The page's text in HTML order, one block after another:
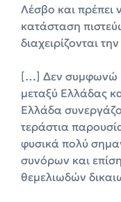
Λέσβο και πρέπει
κατάσταση
διαχειρίζονται
[…] Δεν συμφωνώ
μεταξύ Ελλάδας
Ελλάδα
τεράστια
φυσικά πολύ
συνόρων και
θεμελιωδών